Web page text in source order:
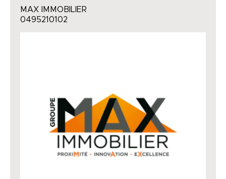
MAX IMMOBILIER
0495210102